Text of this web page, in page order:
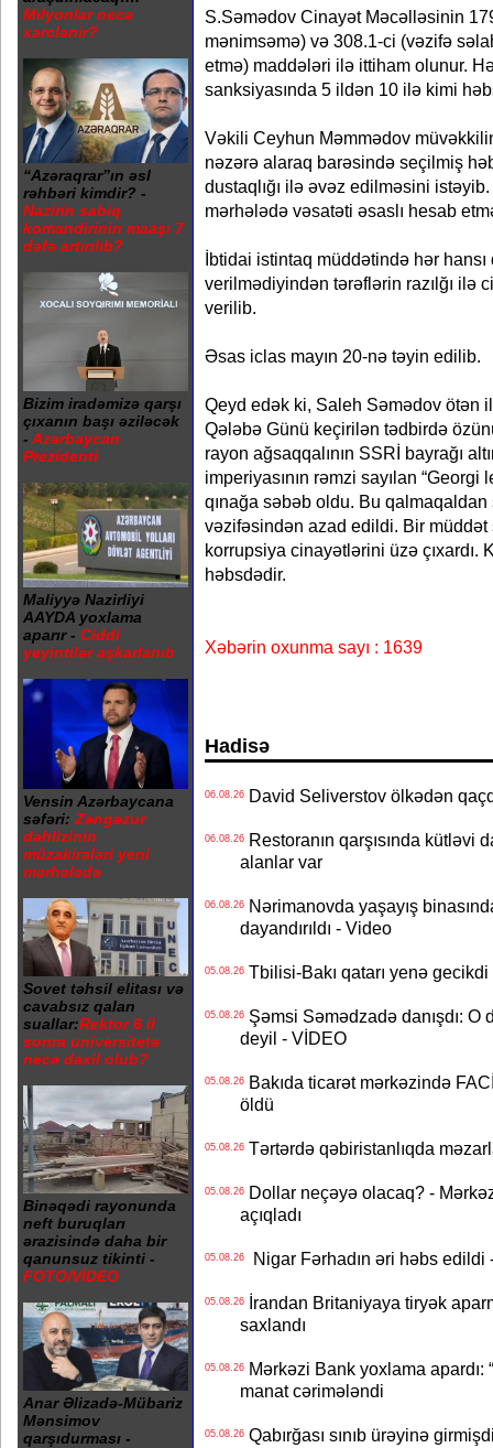
Milyonlar necə
xərclənir?
“Azəraqrar”ın əsl
rəhbəri kimdir? -
Nazirin sabiq
komandirinin maaşı 7
dəfə artırılıb?
Bizim iradəmizə qarşı
çıxanın başı əziləcək
- Azərbaycan
Prezidenti
Maliyyə Nazirliyi
AAYDA yoxlama
aparır - Ciddi
yeyintilər aşkarlanıb
Vensin Azərbaycana
səfəri: Zəngəzur
dəhlizinin
müzakirələri yeni
mərhələdə
Sovet təhsil elitası və
cavabsız qalan
suallar:Rektor 6 il
sonra universitetə
necə daxil olub?
Binəqədi rayonunda
neft buruqları
ərazisində daha bir
qanunsuz tikinti -
FOTO/VİDEO
Anar Əlizadə-Mübariz
Mənsimov
qarşıdurması -
S.Səmədov Cinayət Məcəlləsinin
mənimsəmə) və 308.1-ci (vəzifə
etmə) maddələri ilə ittiham olunur.
sanksiyasında 5 ildən 10 ilə kimi
Vəkili Ceyhun Məmmədov
nəzərə alaraq barəsində seçilmiş
dustaqlığı ilə əvəz edilməsini
mərhələdə vəsatəti əsaslı hesab
İbtidai istintaq müddətində hər
verilmədiyindən tərəflərin razılğı ilə
verilib.
Əsas iclas mayın 20-nə təyin edilib.
Qeyd edək ki, Saleh Səmədov ötən
Qələbə Günü keçirilən tədbirdə
rayon ağsaqqalının SSRİ bayrağı
imperiyasının rəmzi sayılan “Georgi
qınağa səbəb oldu. Bu
vəzifəsindən azad edildi. Bir
korrupsiya cinayətlərini üzə çıxardı.
həbsdədir.
Xəbərin oxunma sayı : 1639
Hadisə
06.08.26David Seliverstov ölkədən
06.08.26Restoranın qarşısında kütləvi
alanlar var
06.08.26Nərimanovda yaşayış
dayandırıldı - Video
05.08.26Tbilisi-Bakı qatarı yenə gecikdi
05.08.26Şəmsi Səmədzadə danışdı: O
deyil - VİDEO
05.08.26Bakıda ticarət mərkəzində
öldü
05.08.26Tərtərdə qəbiristanlıqda
05.08.26Dollar neçəyə olacaq? -
açıqladı
05.08.26Nigar Fərhadın əri həbs edildi
05.08.26İrandan Britaniyaya tiryək
saxlandı
05.08.26Mərkəzi Bank yoxlama apardı:
manat cərimələndi
05.08.26Qabırğası sınıb ürəyinə